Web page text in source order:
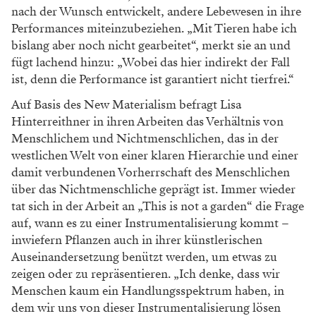
nach der Wunsch entwickelt, andere Lebewesen in ihre
Performances miteinzubeziehen. „Mit Tieren habe ich
bislang aber noch nicht gearbeitet“, merkt sie an und
fügt lachend hinzu: „Wobei das hier indirekt der Fall
ist, denn die Performance ist garantiert nicht tierfrei.“
Auf Basis des New Materialism befragt Lisa
Hinterreithner in ihren Arbeiten das Verhältnis von
Menschlichem und Nichtmenschlichen, das in der
westlichen Welt von einer klaren Hierarchie und einer
damit verbundenen Vorherrschaft des Menschlichen
über das Nichtmenschliche geprägt ist. Immer wieder
tat sich in der Arbeit an „This is not a garden“ die Frage
auf, wann es zu einer Instrumentalisierung kommt –
inwiefern Pflanzen auch in ihrer künstlerischen
Auseinandersetzung benützt werden, um etwas zu
zeigen oder zu repräsentieren. „Ich denke, dass wir
Menschen kaum ein Handlungsspektrum haben, in
dem wir uns von dieser Instrumentalisierung lösen